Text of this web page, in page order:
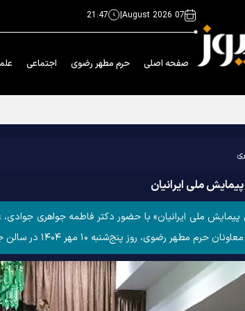
07 August 2026
|
21:47
صفحه اصلی حرم مطهر رضوی اجتماعی
امام رئوف علیه‌السلام به حرم امامین عسکریین علیهماالسلام
ملی ایرانیان
ملی ایرانیان» با حضور دکتر فاطمه جواهری جوادی،
روز پنج‌شنبه ۱۰ مهر ۱۴۰۴ در سالن جلسات معاونت اماکن برگزار شد.